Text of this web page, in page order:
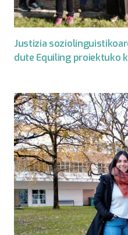
Justizia
dute Equiling proiektuko